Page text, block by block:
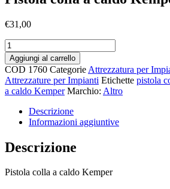
€31,00
Pistola
colla
a
caldo
Kemper
quantità
Aggiungi al carrello
COD 1760 Categorie Attrezzatura per
Attrezzature per Impianti Etichette pistola
a caldo Kemper Marchio: Altro
Descrizione
Informazioni aggiuntive
Descrizione
Pistola colla a caldo Kemper